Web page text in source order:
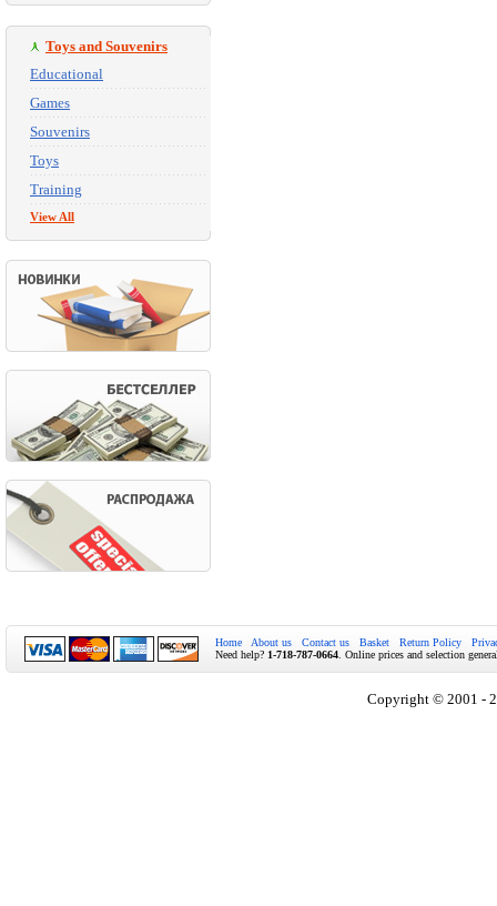
Toys and Souvenirs
Educational
Games
Souvenirs
Toys
Training
View All
Home About us Contact us Basket Return Policy
Need help? 1-718-787-0664 . Online prices and selection
Copyright © 2001 -